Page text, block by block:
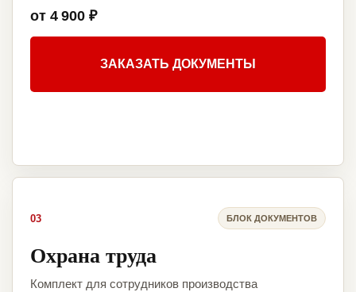
от 4 900 ₽
ЗАКАЗАТЬ ДОКУМЕНТЫ
03 БЛОК ДОКУМЕНТОВ
Охрана труда
Комплект для сотрудников производства